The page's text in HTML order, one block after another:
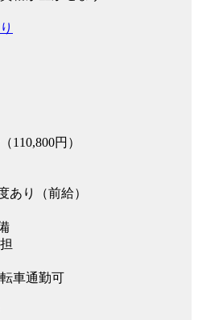
円）
あり（前給）
車通勤可